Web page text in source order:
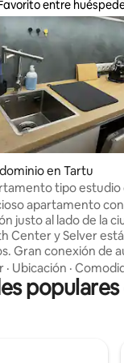
5 de 5; 5
los mejores en Favorito
entre
en Tartu
tipo estudio
apartamento
justo al lado de la
Center y Selver
Gran conexión de
Cerca del
bloque de
se puede
· Ubicación ·